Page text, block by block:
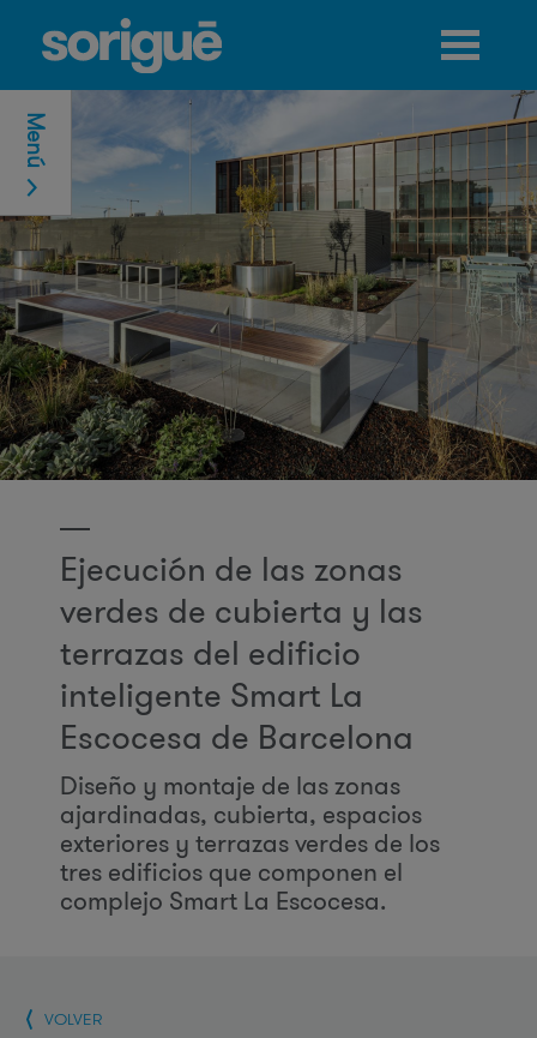
Jump to navigation
Ejecución de las zonas
verdes de cubierta y las
terrazas del edificio
inteligente Smart La
Escocesa de Barcelona
Diseño y montaje de las zonas
ajardinadas, cubierta, espacios
exteriores y terrazas verdes de los
tres edificios que componen el
complejo Smart La Escocesa.
VOLVER
Menú